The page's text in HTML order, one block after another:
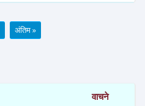
अंतिम »
वाचने